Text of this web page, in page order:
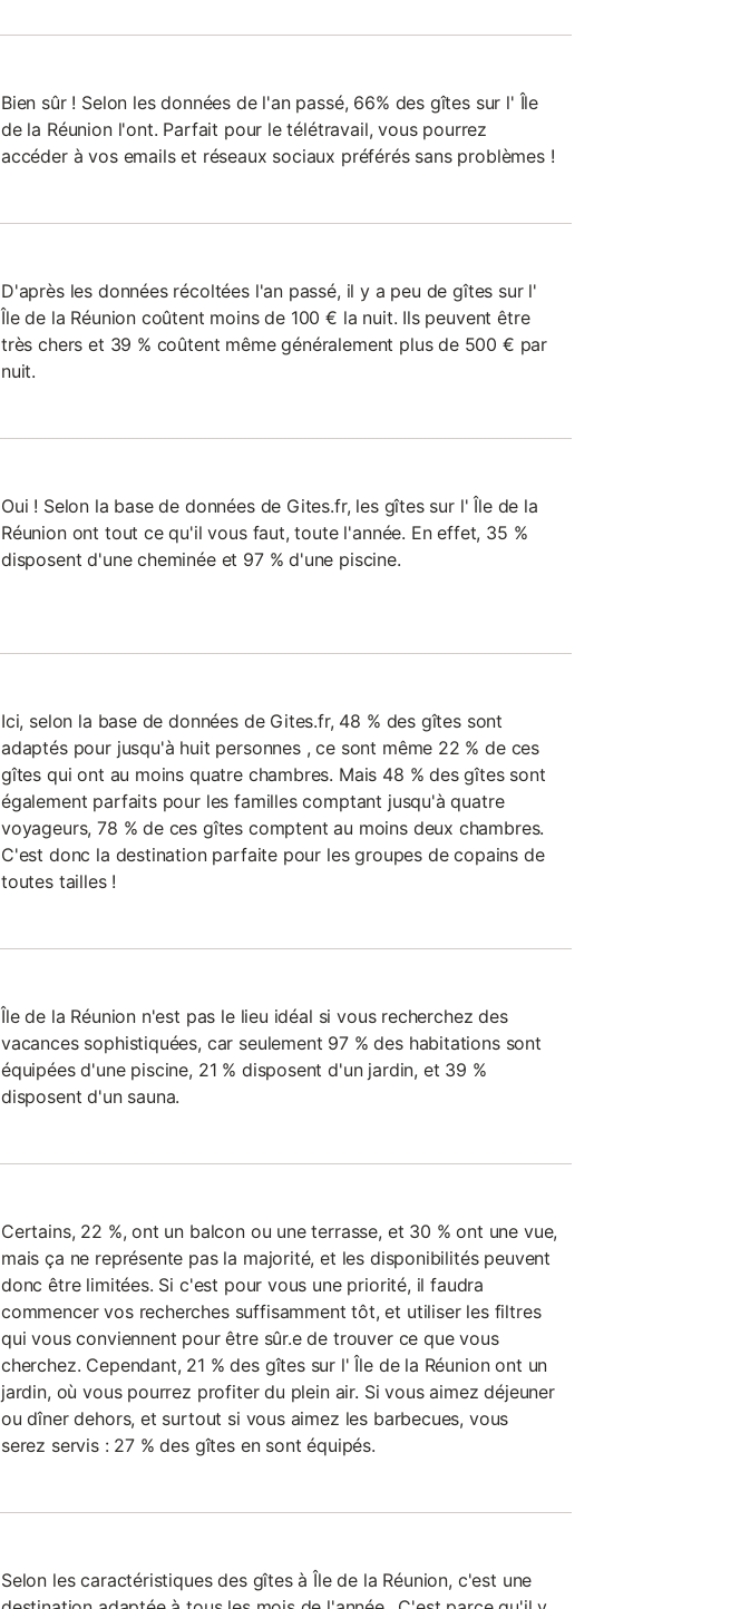
Bien sûr ! Selon les données de l'an passé, 66% des gîtes sur l' Île
de la Réunion l'ont. Parfait pour le télétravail, vous pourrez
accéder à vos emails et réseaux sociaux préférés sans problèmes !
D'après les données récoltées l'an passé, il y a peu de gîtes sur l'
Île de la Réunion coûtent moins de 100 € la nuit. Ils peuvent être
très chers et 39 % coûtent même généralement plus de 500 € par
nuit.
Oui ! Selon la base de données de Gites.fr, les gîtes sur l' Île de la
Réunion ont tout ce qu'il vous faut, toute l'année. En effet, 35 %
disposent d'une cheminée et 97 % d'une piscine.
Ici, selon la base de données de Gites.fr, 48 % des gîtes sont
adaptés pour jusqu'à huit personnes , ce sont même 22 % de ces
gîtes qui ont au moins quatre chambres. Mais 48 % des gîtes sont
également parfaits pour les familles comptant jusqu'à quatre
voyageurs, 78 % de ces gîtes comptent au moins deux chambres.
C'est donc la destination parfaite pour les groupes de copains de
toutes tailles !
Île de la Réunion n'est pas le lieu idéal si vous recherchez des
vacances sophistiquées, car seulement 97 % des habitations sont
équipées d'une piscine, 21 % disposent d'un jardin, et 39 %
disposent d'un sauna.
Certains, 22 %, ont un balcon ou une terrasse, et 30 % ont une vue,
mais ça ne représente pas la majorité, et les disponibilités peuvent
donc être limitées. Si c'est pour vous une priorité, il faudra
commencer vos recherches suffisamment tôt, et utiliser les filtres
qui vous conviennent pour être sûr.e de trouver ce que vous
cherchez. Cependant, 21 % des gîtes sur l' Île de la Réunion ont un
jardin, où vous pourrez profiter du plein air. Si vous aimez déjeuner
ou dîner dehors, et surtout si vous aimez les barbecues, vous
serez servis : 27 % des gîtes en sont équipés.
Selon les caractéristiques des gîtes à Île de la Réunion, c'est une